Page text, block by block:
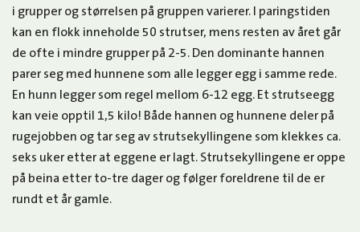
i grupper og størrelsen på gruppen varierer. I paringstiden
kan en flokk inneholde 50 strutser, mens resten av året går
de ofte i mindre grupper på 2-5. Den dominante hannen
parer seg med hunnene som alle legger egg i samme rede.
En hunn legger som regel mellom 6-12 egg. Et strutseegg
kan veie opptil 1,5 kilo! Både hannen og hunnene deler på
rugejobben og tar seg av strutsekyllingene som klekkes ca.
seks uker etter at eggene er lagt. Strutsekyllingene er oppe
på beina etter to-tre dager og følger foreldrene til de er
rundt et år gamle.